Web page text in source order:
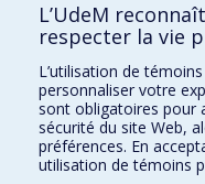
Qui fait quoi?
Nous trouver
Plan du site
Accessibilité
L’UdeM
respecter la vie
L’utilisation de
personnaliser votre
sont obligatoires pour
sécurité du site Web,
préférences. En
utilisation de témoins